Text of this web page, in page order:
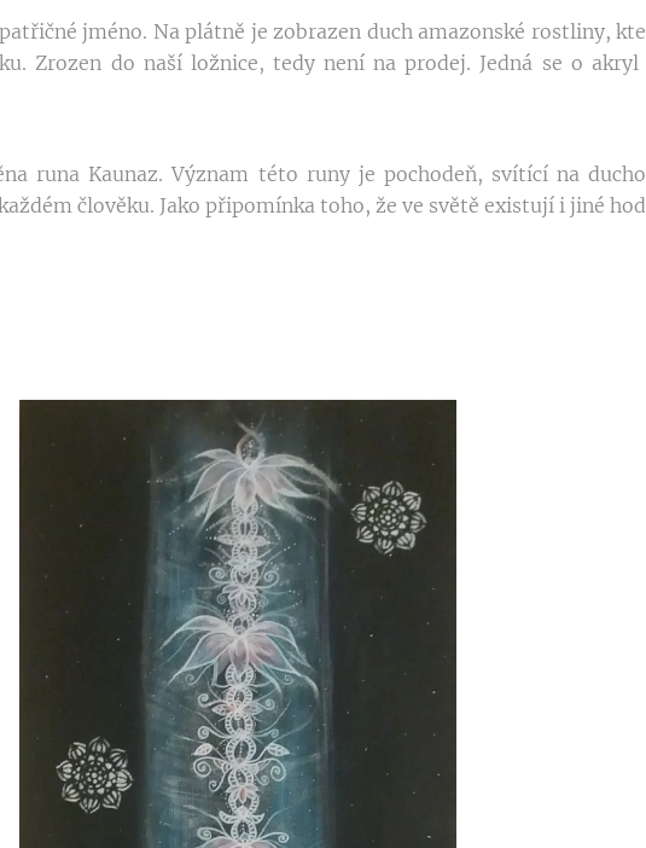
jméno. Na plátně je zobrazen duch amazonské rostliny,
Zrozen do naší ložnice, tedy není na prodej. Jedná se o akryl
runa Kaunaz. Význam této runy je pochodeň, svítící na
člověku. Jako připomínka toho, že ve světě existují i jiné